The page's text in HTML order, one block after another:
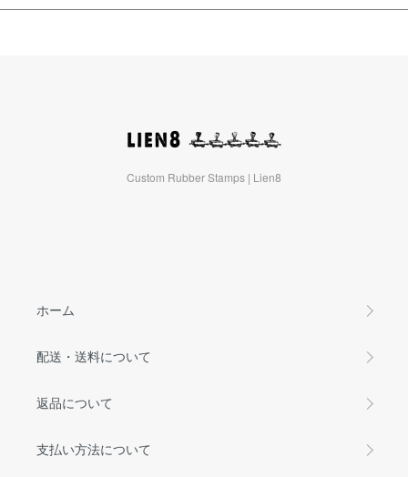
Custom Rubber Stamps | Lien8
ホーム
配送・送料について
返品について
支払い方法について